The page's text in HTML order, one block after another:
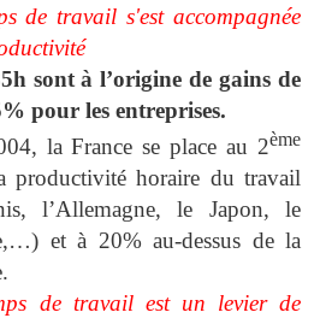
de travail s'est accompagnée
sont à l’origine de gains de
pour les entreprises.
la France se place au 2ème
productivité horaire du travail
l’Allemagne, le Japon, le
et à 20% au-dessus de la
de travail est un levier de